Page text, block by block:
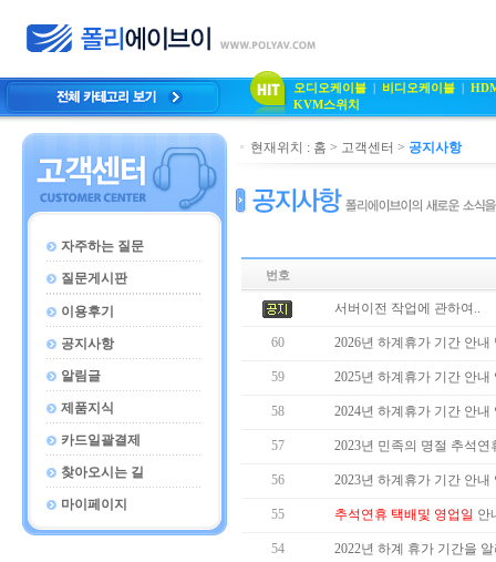
오디오케이블 | 비디오케이블 |
KVM스위치
자주하는 질문
질문게시판
이용후기
공지사항
알림글
제품지식
카드일괄결제
찾아오시는 길
마이페이지
현재위치 : 홈 > 고객센터 > 공지사항
번호
서버이전 작업에 관하여..
60 2026년 하계휴가 기간 안내
59 2025년 하계휴가 기간 안내
58 2024년 하계휴가 기간 안내
57 2023년 민족의 명절 추석연
56 2023년 하계휴가 기간 안내
55 추석연휴 택배및 영업일 안
54 2022년 하계 휴가 기간을